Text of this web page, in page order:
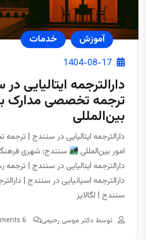
آموزش
خدمات
1404-08-17
دارالترجمه ایتالیایی
ترجمه تخصصی مدارک
بین‌المللی
دارالترجمه ایتالیایی در سنندج |
امور بین‌المللی
سنندج؛ شهری
دارالترجمه ایتالیایی در سنندج |
دارالترجمه اسپانیایی در سنندج |
سنندج | لگالایز
توسط دکتر موسی رحیمی 6 Comments